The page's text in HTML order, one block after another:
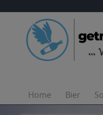
Home Bier